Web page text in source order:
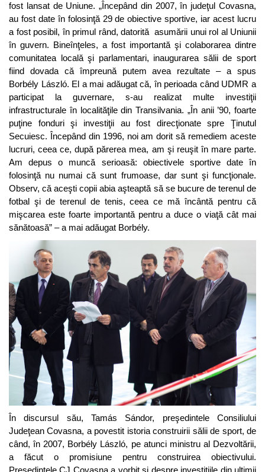
fost lansat de Uniune. „Începând din 2007, în judeţul Covasna,
au fost date în folosinţă 29 de obiective sportive, iar acest lucru
a fost posibil, în primul rând, datorită asumării unui rol al Uniunii
în guvern. Bineînţeles, a fost importantă şi colaborarea dintre
comunitatea locală şi parlamentari, inaugurarea sălii de sport
fiind dovada că împreună putem avea rezultate – a spus
Borbély László. El a mai adăugat că, în perioada când UDMR a
participat la guvernare, s-au realizat multe investiţii
infrastructurale în localităţile din Transilvania. „În anii ’90, foarte
puţine fonduri şi investiţii au fost direcţionate spre Ţinutul
Secuiesc. Începând din 1996, noi am dorit să remediem aceste
lucruri, ceea ce, după părerea mea, am şi reuşit în mare parte.
Am depus o muncă serioasă: obiectivele sportive date în
folosinţă nu numai că sunt frumoase, dar sunt şi funcţionale.
Observ, că aceşti copii abia aşteaptă să se bucure de terenul de
fotbal şi de terenul de tenis, ceea ce mă încântă pentru că
mişcarea este foarte importantă pentru a duce o viaţă cât mai
sănătoasă” – a mai adăugat Borbély.
În discursul său, Tamás Sándor, preşedintele Consiliului
Judeţean Covasna, a povestit istoria construirii sălii de sport, de
când, în 2007, Borbély László, pe atunci ministru al Dezvoltării,
a făcut o promisiune pentru construirea obiectivului.
Preşedintele CJ Covasna a vorbit şi despre investiţiile din ultimii